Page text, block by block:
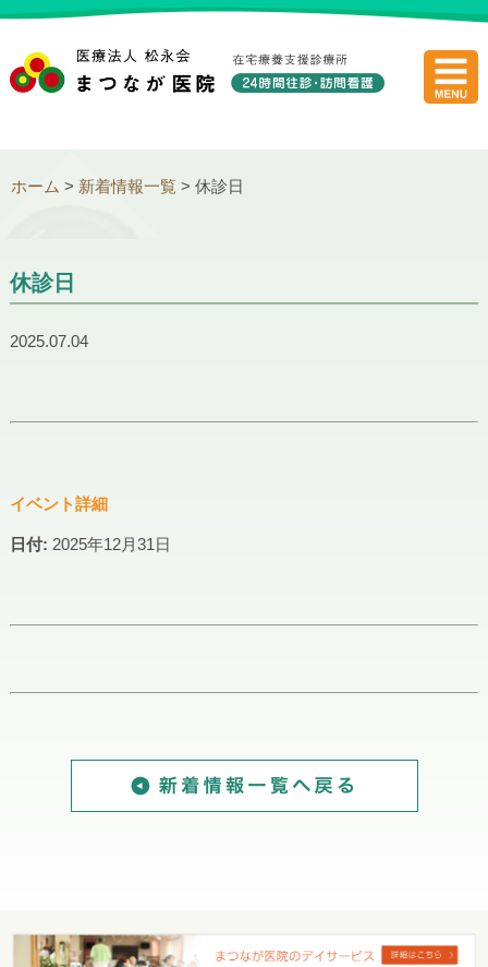
医療法
ホーム > 新着情報一覧 > 休診日
休診日
2025.07.04
イベント詳細
日付: 2025年12月31日